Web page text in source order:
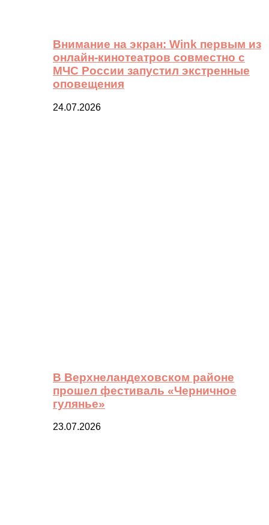
Внимание на экран: Wink первым из
онлайн-кинотеатров совместно с
МЧС России запустил экстренные
оповещения
24.07.2026
В Верхнеландеховском районе
прошел фестиваль «Черничное
гулянье»
23.07.2026